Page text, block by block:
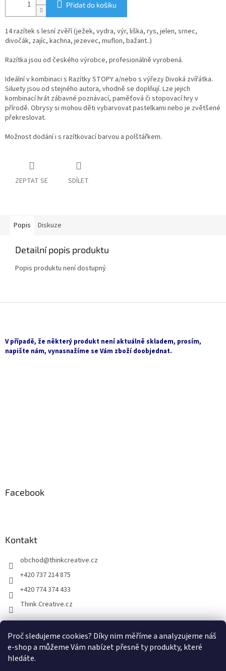
Proč sledujeme cookies? Díky nim měříme a analyzujeme náš
e-shop a můžeme Vám nabízet přesně ty produkty, které
hledáte.
Přidat do košíku
14 razítek s lesní zvěří (ježek, vydra, výr, liška, rys, jelen, srnec,
divočák, zajíc, kachna, jezevec, muflon, bažant..)
Razítka jsou od českého výrobce, profesionálně vyrobená.
Ideální v kombinaci s Razítky STOPY a/nebo s výřezy Divoká zvířátka.
Siluety jsou od stejného autora, vhodně se doplňují. Lze jejich
kombinací hrát zábavné poznávací, paměťová či stopovací hry v
přírodě. Obrysy si mohou děti vybarvovat pastelkami nebo je zvětšené
překreslovat.
Možnost dodání i s razítkovací barvou a polštářkem.
ZEPTAT SE SDÍLET
Popis Diskuze
Detailní popis produktu
Popis produktu není dostupný
V případě, že některý produkt není aktuálně skladem, prosím,
napište nám, vynasnažíme se Vám zboží doobjednat.
Facebook
Kontakt
obchod@thinkcreative.cz
+420 737 214 875
+420 774 374 433
Think Creative.cz
Zboží.cz Heureka.cz Facebook